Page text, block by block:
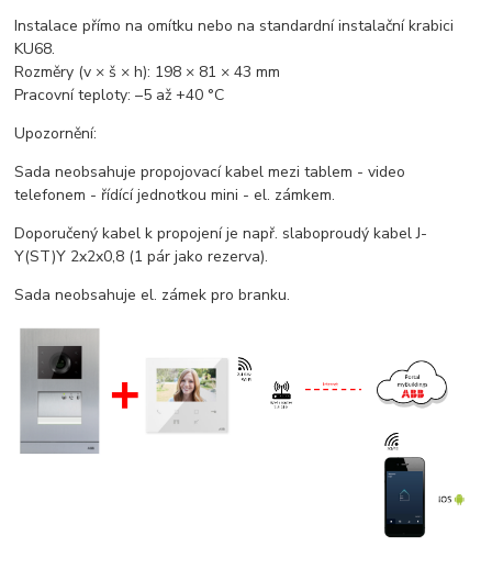
Instalace přímo na omítku nebo na standardní instalační krabici
KU68.
Rozměry (v × š × h): 198 × 81 × 43 mm
Pracovní teploty: –5 až +40 °C
Upozornění:
Sada neobsahuje propojovací kabel mezi tablem - video
telefonem - řídící jednotkou mini - el. zámkem.
Doporučený kabel k propojení je např. slaboproudý kabel J-
Y(ST)Y 2x2x0,8 (1 pár jako rezerva).
Sada neobsahuje el. zámek pro branku.